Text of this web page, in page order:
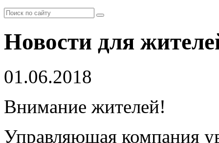
Новости для
01.06.2018
Внимание жителей!
Управляющая компания